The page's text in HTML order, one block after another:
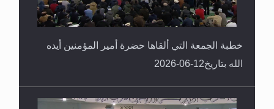
خطبة الجمعة التي ألقاها حضرة أمير المؤمنين أيده
الله بتاريخ12-06-2026